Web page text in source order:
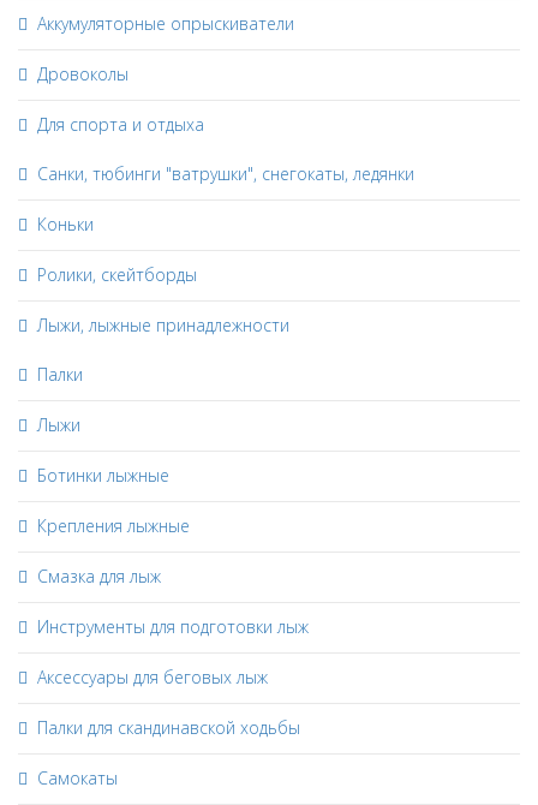
Аккумуляторные опрыскиватели
Дровоколы
Для спорта и отдыха
Санки, тюбинги "ватрушки", снегокаты, ледянки
Коньки
Ролики, скейтборды
Лыжи, лыжные принадлежности
Палки
Лыжи
Ботинки лыжные
Крепления лыжные
Смазка для лыж
Инструменты для подготовки лыж
Аксессуары для беговых лыж
Палки для скандинавской ходьбы
Самокаты